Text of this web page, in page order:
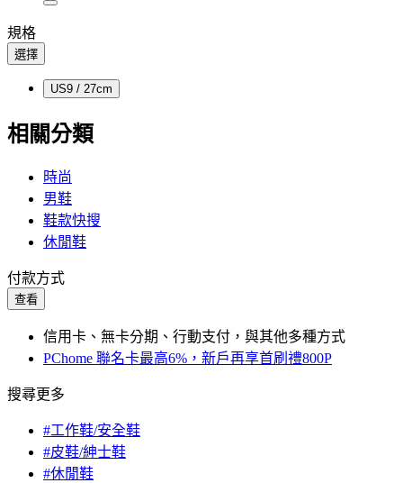
規格
選擇
US9 / 27cm
相關分類
時尚
男鞋
鞋款快搜
休閒鞋
付款方式
查看
信用卡、無卡分期、行動支付，與其他多種方式
PChome 聯名卡最高6%，新戶再享首刷禮800P
搜尋更多
#工作鞋/安全鞋
#皮鞋/紳士鞋
#休閒鞋